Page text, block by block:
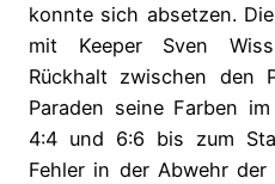
konnte sich absetzen.
mit Keeper Sven
Rückhalt zwischen den
Paraden seine Farben
4:4 und 6:6 bis zum
Fehler in der Abwehr